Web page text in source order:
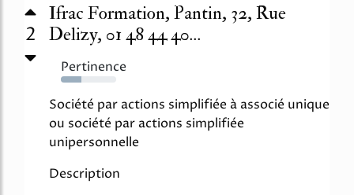
2
Ifrac Formation, Pantin, 32, Rue
Delizy, 01 48 44 40...
Pertinence
37%
Société par actions simplifiée à associé unique
ou société par actions simplifiée
unipersonnelle
Description